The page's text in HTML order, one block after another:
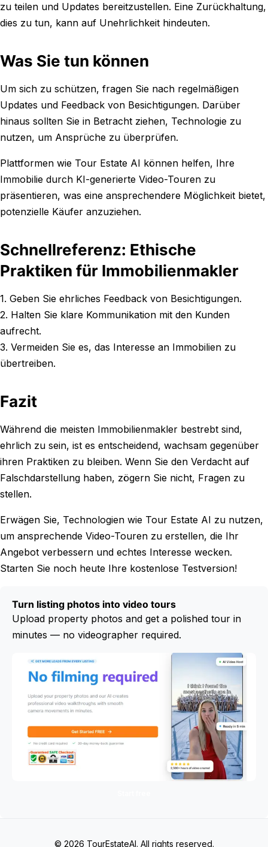
zu teilen und Updates bereitzustellen. Eine Zurückhaltung,
dies zu tun, kann auf Unehrlichkeit hindeuten.
Was Sie tun können
Um sich zu schützen, fragen Sie nach regelmäßigen
Updates und Feedback von Besichtigungen. Darüber
hinaus sollten Sie in Betracht ziehen, Technologie zu
nutzen, um Ansprüche zu überprüfen.
Plattformen wie Tour Estate AI können helfen, Ihre
Immobilie durch KI-generierte Video-Touren zu
präsentieren, was eine ansprechendere Möglichkeit bietet,
potenzielle Käufer anzuziehen.
Schnellreferenz: Ethische
Praktiken für Immobilienmakler
1. Geben Sie ehrliches Feedback von Besichtigungen.
2. Halten Sie klare Kommunikation mit den Kunden
aufrecht.
3. Vermeiden Sie es, das Interesse an Immobilien zu
übertreiben.
Fazit
Während die meisten Immobilienmakler bestrebt sind,
ehrlich zu sein, ist es entscheidend, wachsam gegenüber
ihren Praktiken zu bleiben. Wenn Sie den Verdacht auf
Falschdarstellung haben, zögern Sie nicht, Fragen zu
stellen.
Erwägen Sie, Technologien wie Tour Estate AI zu nutzen,
um ansprechende Video-Touren zu erstellen, die Ihr
Angebot verbessern und echtes Interesse wecken.
Starten Sie noch heute Ihre kostenlose Testversion!
Turn listing photos into video tours
Upload property photos and get a polished tour in
minutes — no videographer required.
© 2026 TourEstateAI. All rights reserved.